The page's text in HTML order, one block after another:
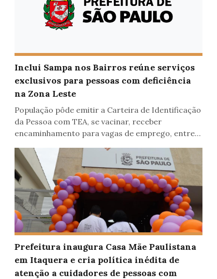
Inclui Sampa nos Bairros reúne serviços
exclusivos para pessoas com deficiência
na Zona Leste
População pôde emitir a Carteira de Identificação
da Pessoa com TEA, se vacinar, receber
encaminhamento para vagas de emprego, entre
Prefeitura inaugura Casa Mãe Paulistana
em Itaquera e cria política inédita de
atenção a cuidadores de pessoas com
Inclusão